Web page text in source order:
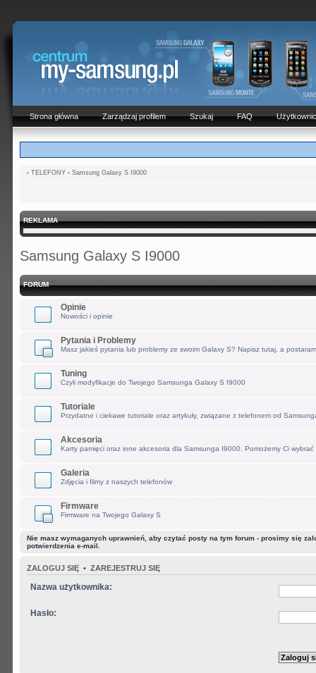
Strona główna Zarządzaj profilem Szukaj FAQ
‹ TELEFONY ‹ Samsung Galaxy S I9000
REKLAMA
Samsung Galaxy S I9000
FORUM
Opinie
Nowości i opinie
Pytania i Problemy
Masz jakieś pytania lub problemy ze swoim Galaxy S? Napisz tutaj, a
Tuning
Czyli modyfikacje do Twojego Samsunga Galaxy S I9000
Tutoriale
Przydatne i ciekawe tutoriale oraz artykuły, związane z telefonem od
Akcesoria
Karty pamięci oraz inne akcesoria dla Samsunga I9000. Pomożemy Ci wybrać
Galeria
Zdjęcia i filmy z naszych telefonów
Firmware
Firmware na Twojego Galaxy S
Nie masz wymaganych uprawnień, aby czytać posty na tym forum - prosimy się
potwierdzenia e-mail.
ZALOGUJ SIĘ • ZAREJESTRUJ SIĘ
Nazwa użytkownika:
Hasło: